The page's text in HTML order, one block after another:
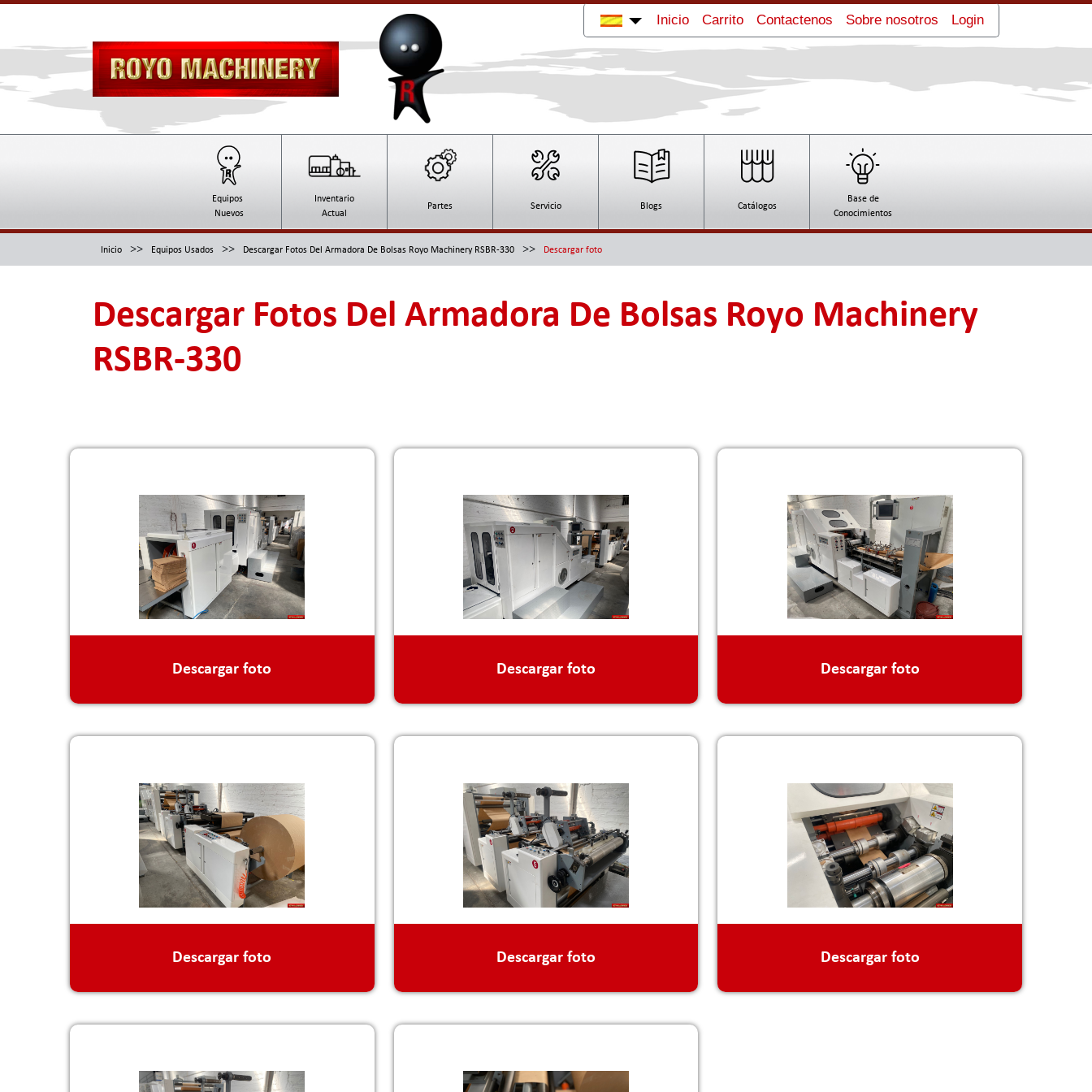
Inicio Carrito Contactenos Sobre nosotros Login
Equipos
Nuevos
Inventario
Actual
Partes Servicio Blogs Catálogos
Base de
Conocimientos
Inicio >> Equipos Usados >> Descargar Fotos Del Armadora De Bolsas Royo Machinery RSBR-330 >> Descargar foto
Descargar Fotos Del Armadora De Bolsas Royo Machinery
RSBR-330
Descargar foto Descargar foto Descargar foto
Descargar foto Descargar foto Descargar foto